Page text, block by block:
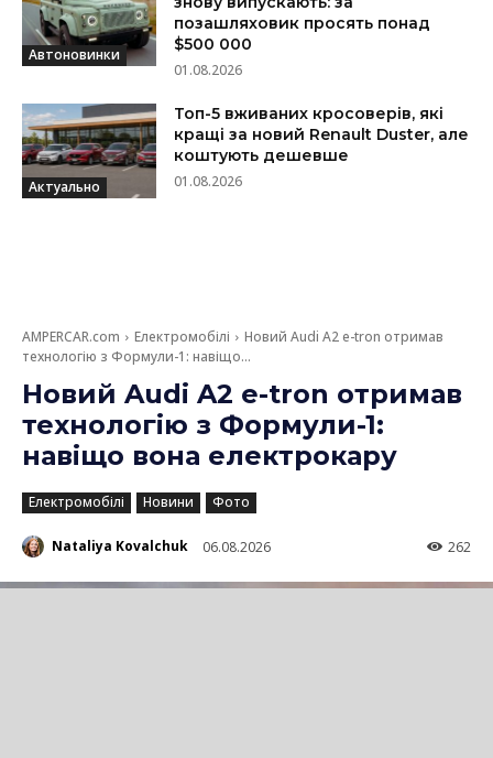
Автоновинки
позашляховик просять понад
$500 000
01.08.2026
Актуально
Топ-5 вживаних кросоверів, які
кращі за новий Renault Duster, але
коштують дешевше
01.08.2026